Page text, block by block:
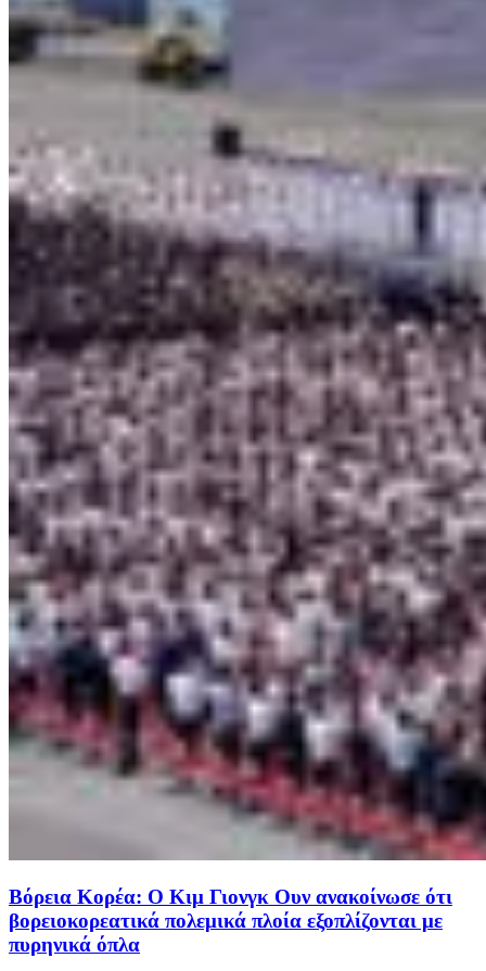
Βόρεια Κορέα: Ο Κιμ Γιονγκ Ουν ανακοίνωσε ότι
βορειοκορεατικά πολεμικά πλοία εξοπλίζονται με
πυρηνικά όπλα